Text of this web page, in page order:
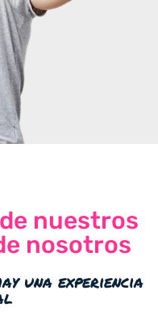
nuestros
nosotros
una experiencia